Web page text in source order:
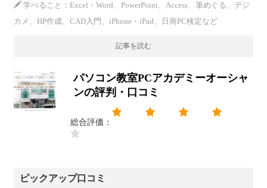
学べること：Excel・Word、PowerPoint、Access、筆めぐる、デジ
カメ、HP作成、CAD入門、iPhone・iPad、日商PC検定など
記事を読む
パソコン教室PCアカデミーオーシャ
ンの評判・口コミ
総合評価：
ピックアップ口コミ